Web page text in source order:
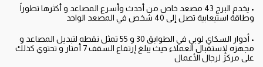
• يخدم البرج 43 مصعد خاص من أحدث وأسرع المصاعد و أكثرها تطوراً
وطاقة استيعابية تصل إلى 40 شخص في المصعد الواحد
• أدوار السكاي لوبي في الطوابق 30 و 55 تمثل نقطه لتبديل المصاعد و
مجهزه لإستقبال العملاء حيث يبلغ إرتفاع السقف 7 أمتار و تحتوي كذلك
على مركز لرجال الأعمال